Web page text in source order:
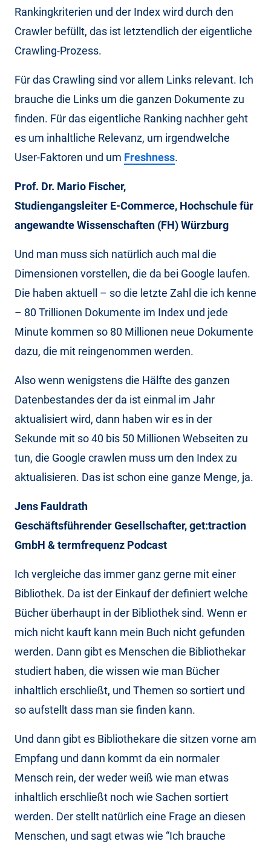
Rankingkriterien und der Index wird durch den
Crawler befüllt, das ist letztendlich der eigentliche
Crawling-Prozess.
Für das Crawling sind vor allem Links relevant. Ich
brauche die Links um die ganzen Dokumente zu
finden. Für das eigentliche Ranking nachher geht
es um inhaltliche Relevanz, um irgendwelche
User-Faktoren und um Freshness.
Prof. Dr. Mario Fischer,
Studiengangsleiter E-Commerce, Hochschule für
angewandte Wissenschaften (FH) Würzburg
Und man muss sich natürlich auch mal die
Dimensionen vorstellen, die da bei Google laufen.
Die haben aktuell – so die letzte Zahl die ich kenne
– 80 Trillionen Dokumente im Index und jede
Minute kommen so 80 Millionen neue Dokumente
dazu, die mit reingenommen werden.
Also wenn wenigstens die Hälfte des ganzen
Datenbestandes der da ist einmal im Jahr
aktualisiert wird, dann haben wir es in der
Sekunde mit so 40 bis 50 Millionen Webseiten zu
tun, die Google crawlen muss um den Index zu
aktualisieren. Das ist schon eine ganze Menge, ja.
Jens Fauldrath
Geschäftsführender Gesellschafter, get:traction
GmbH & termfrequenz Podcast
Ich vergleiche das immer ganz gerne mit einer
Bibliothek. Da ist der Einkauf der definiert welche
Bücher überhaupt in der Bibliothek sind. Wenn er
mich nicht kauft kann mein Buch nicht gefunden
werden. Dann gibt es Menschen die Bibliothekar
studiert haben, die wissen wie man Bücher
inhaltlich erschließt, und Themen so sortiert und
so aufstellt dass man sie finden kann.
Und dann gibt es Bibliothekare die sitzen vorne am
Empfang und dann kommt da ein normaler
Mensch rein, der weder weiß wie man etwas
inhaltlich erschließt noch wie Sachen sortiert
werden. Der stellt natürlich eine Frage an diesen
Menschen, und sagt etwas wie “Ich brauche